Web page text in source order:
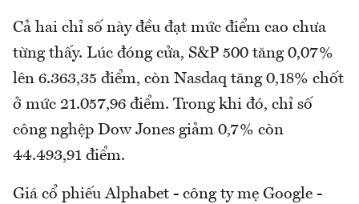
Cả hai chỉ số này đều đạt mức điểm cao chưa
từng thấy. Lúc đóng cửa, S&P 500 tăng 0,07%
lên 6.363,35 điểm, còn Nasdaq tăng 0,18% chốt
ở mức 21.057,96 điểm. Trong khi đó, chỉ số
công nghệp Dow Jones giảm 0,7% còn
44.493,91 điểm.
Giá cổ phiếu Alphabet - công ty mẹ Google -